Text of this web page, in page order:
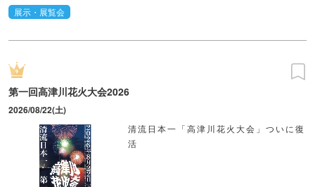
展示・展覧会
第一回高津川花火大会2026
2026/08/22(土)
清流日本一「高津川花火大会」ついに復
活